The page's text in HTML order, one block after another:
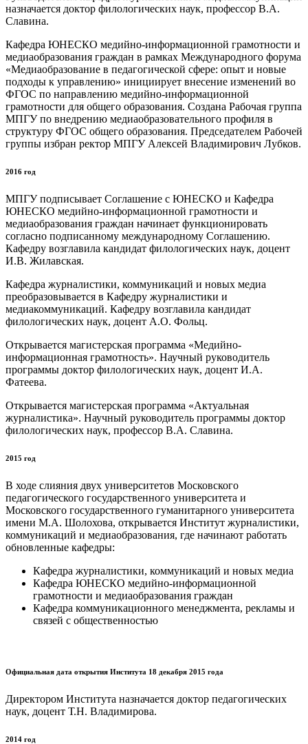
назначается доктор филологических наук, профессор В.А.
Славина.
Кафедра ЮНЕСКО медийно-информационной грамотности и
медиаобразования граждан в рамках Международного форума
«Медиаобразование в педагогической сфере: опыт и новые
подходы к управлению» инициирует внесение изменений во
ФГОС по направлению медийно-информационной
грамотности для общего образования. Создана Рабочая группа
МПГУ по внедрению медиаобразовательного профиля в
структуру ФГОС общего образования. Председателем Рабочей
группы избран ректор МПГУ Алексей Владимирович Лубков.
2016 год
МПГУ подписывает Соглашение с ЮНЕСКО и Кафедра
ЮНЕСКО медийно-информационной грамотности и
медиаобразования граждан начинает функционировать
согласно подписанному международному Соглашению.
Кафедру возглавила кандидат филологических наук, доцент
И.В. Жилавская.
Кафедра журналистики, коммуникаций и новых медиа
преобразовывается в Кафедру журналистики и
медиакоммуникаций. Кафедру возглавила кандидат
филологических наук, доцент А.О. Фольц.
Открывается магистерская программа «Медийно-
информационная грамотность». Научный руководитель
программы доктор филологических наук, доцент И.А.
Фатеева.
Открывается магистерская программа «Актуальная
журналистика». Научный руководитель программы доктор
филологических наук, профессор В.А. Славина.
2015 год
В ходе слияния двух университетов Московского
педагогического государственного университета и
Московского государственного гуманитарного университета
имени М.А. Шолохова, открывается Институт журналистики,
коммуникаций и медиаобразования, где начинают работать
обновленные кафедры:
Кафедра журналистики, коммуникаций и новых медиа
Кафедра ЮНЕСКО медийно-информационной
грамотности и медиаобразования граждан
Кафедра коммуникационного менеджмента, рекламы и
связей с общественностью
Официальная дата открытия Института 18 декабря 2015 года
Директором Института назначается доктор педагогических
наук, доцент Т.Н. Владимирова.
2014 год